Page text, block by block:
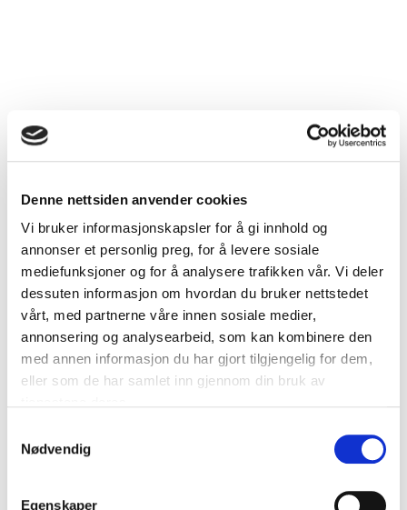
Denne nettsiden anvender cookies
Vi bruker informasjonskapsler for å gi innhold og
annonser et personlig preg, for å levere sosiale
mediefunksjoner og for å analysere trafikken vår. Vi deler
dessuten informasjon om hvordan du bruker nettstedet
vårt, med partnerne våre innen sosiale medier,
annonsering og analysearbeid, som kan kombinere den
med annen informasjon du har gjort tilgjengelig for dem,
eller som de har samlet inn gjennom din bruk av
Nødvendig
Egenskaper
Pro 30 TH